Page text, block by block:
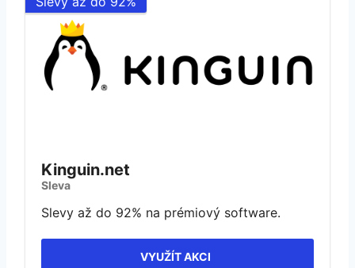
Kinguin.net
Sleva
Slevy až do 92% na prémiový software.
VYUŽÍT AKCI